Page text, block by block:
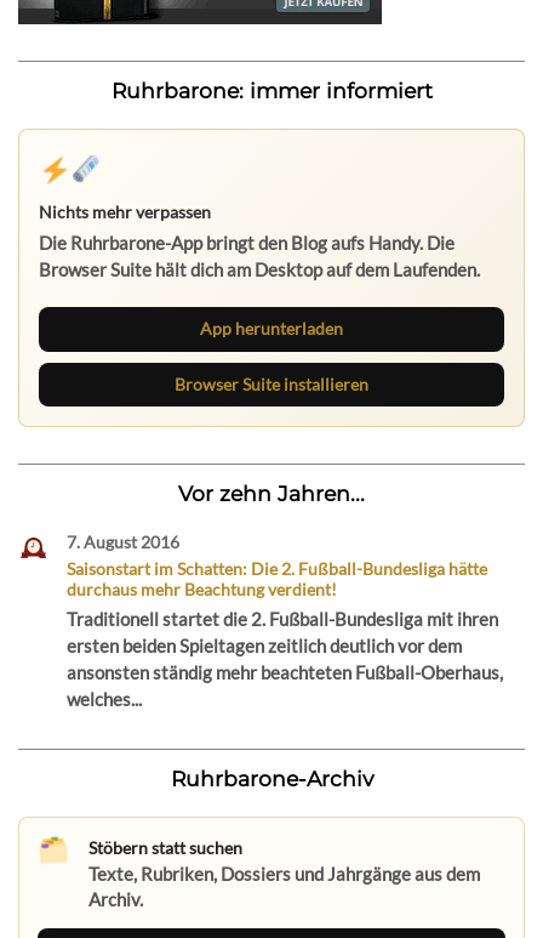
Ruhrbarone: immer informiert
Nichts mehr verpassen
Die Ruhrbarone-App bringt den Blog aufs Handy. Die
Browser Suite hält dich am Desktop auf dem Laufenden.
App herunterladen
Browser Suite installieren
Vor zehn Jahren...
7. August 2016
Saisonstart im Schatten: Die 2. Fußball-Bundesliga hätte
durchaus mehr Beachtung verdient!
Traditionell startet die 2. Fußball-Bundesliga mit ihren
ersten beiden Spieltagen zeitlich deutlich vor dem
ansonsten ständig mehr beachteten Fußball-Oberhaus,
welches...
Ruhrbarone-Archiv
Stöbern statt suchen
Texte, Rubriken, Dossiers und Jahrgänge aus dem
Archiv.